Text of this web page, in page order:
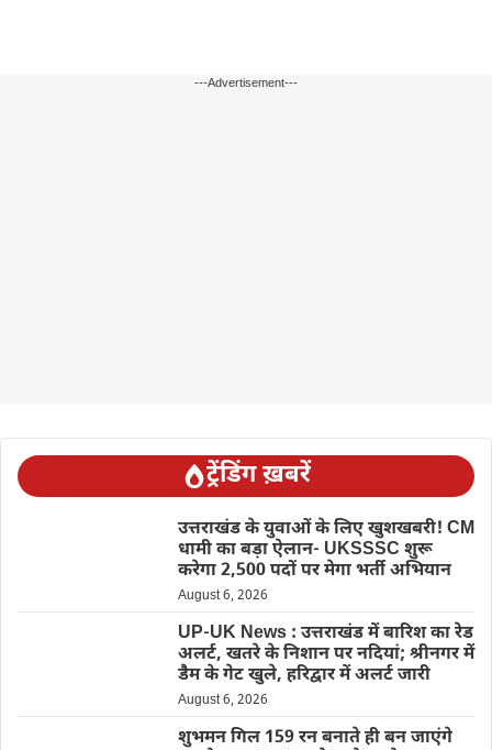
---Advertisement---
ट्रेंडिंग ख़बरें
उत्तराखंड के युवाओं के लिए खुशखबरी! CM
धामी का बड़ा ऐलान- UKSSSC शुरू
करेगा 2,500 पदों पर मेगा भर्ती अभियान
August 6, 2026
UP-UK News : उत्तराखंड में बारिश का रेड
अलर्ट, खतरे के निशान पर नदियां; श्रीनगर में
डैम के गेट खुले, हरिद्वार में अलर्ट जारी
August 6, 2026
शुभमन गिल 159 रन बनाते ही बन जाएंगे